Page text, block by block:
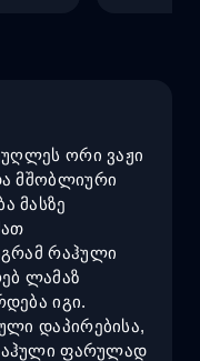
ორი ვაჟი
მშობლიური
მასზე
რაჰული
ლამაზ
იგი.
დაპირებისა,
ფარულად